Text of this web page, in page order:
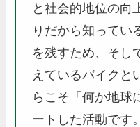
と社会的地位の向
りだから知ってい
を残すため、そし
えているバイクと
らこそ「何か地球
ートした活動です